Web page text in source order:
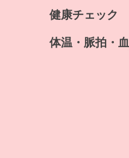
​健康チェック
体温・脈拍・